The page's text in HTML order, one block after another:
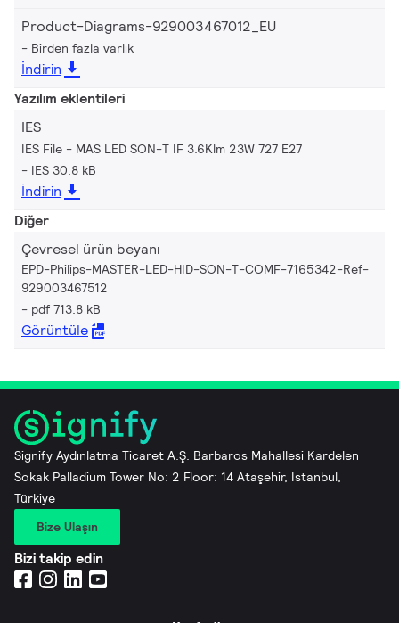
Product-Diagrams-929003467012_EU
Birden fazla varlık
İndirin
Yazılım eklentileri
IES
IES File - MAS LED SON-T IF 3.6Klm 23W 727 E27
IES 30.8 kB
İndirin
Diğer
Çevresel ürün beyanı
EPD-Philips-MASTER-LED-HID-SON-T-COMF-7165342-Ref-
929003467512
pdf 713.8 kB
Görüntüle
Signify Aydınlatma Ticaret A.Ş. Barbaros Mahallesi Kardelen
Sokak Palladium Tower No: 2 Floor: 14 Ataşehir, Istanbul,
Türkiye
Bize Ulaşın
Bizi takip edin